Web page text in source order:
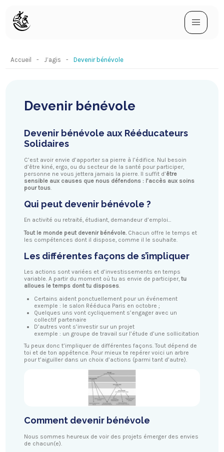
Accueil J’agis Devenir bénévole
Devenir bénévole
Devenir bénévole aux Rééducateurs
Solidaires
C’est avoir envie d’apporter sa pierre à l’édifice. Nul besoin
d’être kiné, ergo, ou du secteur de la santé pour participer,
personne ne vous jettera jamais la pierre. Il suffit d’être
sensible aux causes que nous défendons : l’accès aux soins
pour tous.
Qui peut devenir bénévole ?
En activité ou retraité, étudiant, demandeur d’emploi…
Tout le monde peut devenir bénévole.Chacun offre le temps et
les compétences dont il dispose, comme il le souhaite.
Les différentes façons de s’impliquer
Les actions sont variées et d’investissements en temps
variable. A partir du moment où tu as envie de participer, tu
alloues le temps dont tu disposes.
Certains aident ponctuellement pour un événement
exemple : le salon Rééduca Paris en octobre ;
Quelques uns vont cycliquement s’engager avec un
collectif partenaire
D’autres vont s’investir sur un projet
exemple : un groupe de travail sur l’étude d’une sollicitation
Tu peux donc t’impliquer de différentes façons. Tout dépend de
toi et de ton appétence. Pour mieux te repérer voici un arbre
pour t’aiguiller dans un choix d’actions (parmi tant d’autre).
Comment devenir bénévole
Nous sommes heureux de voir des projets émerger des envies
de chacun(e).